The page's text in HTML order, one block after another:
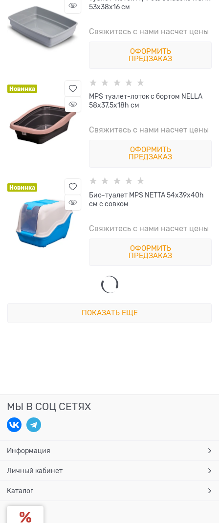
53х38х16 см
Свяжитесь с нами насчет цены
ОФОРМИТЬ
ПРЕДЗАКАЗ
Новинка
MPS туалет-лоток с бортом NELLA
58x37,5x18h см
Свяжитесь с нами насчет цены
ОФОРМИТЬ
ПРЕДЗАКАЗ
Новинка
Био-туалет MPS NETTA 54х39х40h
см с совком
Свяжитесь с нами насчет цены
ОФОРМИТЬ
ПРЕДЗАКАЗ
ПОКАЗАТЬ ЕЩЕ
МЫ В СОЦ СЕТЯХ
Информация
Личный кабинет
Каталог